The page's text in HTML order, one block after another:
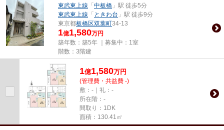
東武東上線 「 中板橋 」駅 徒歩5分
東武東上線 「 ときわ台 」駅 徒歩9分
東京都板橋区双葉町34-13
1億1,580万円
築年数：築5年 ｜募集中： 1室
階数：3階建
1億1,580万円
(管理費・共益費 -)
敷：-｜礼：-
所在階：-
間取り：1DK
面積：130.41㎡